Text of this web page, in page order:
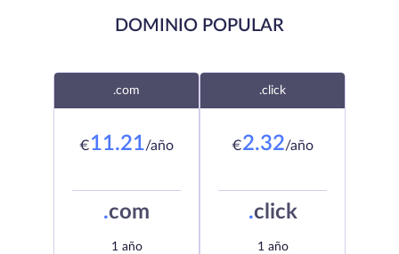
DOMINIO POPULAR
.com
€11.21/año
.com
1 año
.click
€2.32/año
.click
1 año